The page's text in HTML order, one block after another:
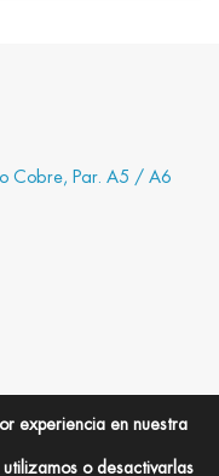
Cobre, Par. A5 / A6
experiencia en nuestra
o desactivarlas